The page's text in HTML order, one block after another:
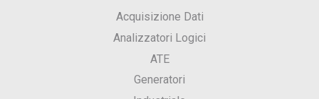
Acquisizione Dati
Analizzatori Logici
ATE
Generatori